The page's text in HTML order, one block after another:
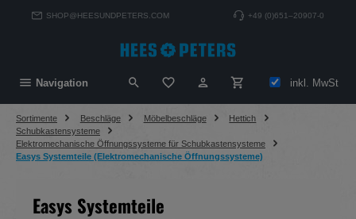
springenSHOP@HEESUNDPETERS.COM +49 (0)651–20907-0
Navigation Du hast 0 Produkte auf deminkl. MwSt
Sortimente Beschläge Möbelbeschläge
Hettich
Schubkastensysteme
Elektromechanische Öffnungssysteme für Schubkastensysteme
Easys Systemteile (Elektromechanische Öffnungssysteme)
Easys Systemteile